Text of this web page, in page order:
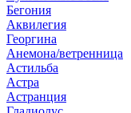
Бегония
Аквилегия
Георгина
Анемона/ветренница
Астильба
Астра
Астранция